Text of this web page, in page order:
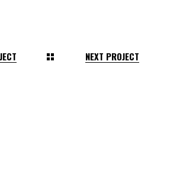
NEXT PROJECT